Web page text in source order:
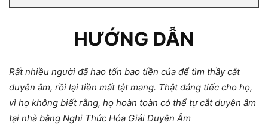
HƯỚNG DẪN
Rất nhiều người đã hao tốn bao tiền của để tìm thầy cắt
duyên âm, rồi lại tiền mất tật mang. Thật đáng tiếc cho họ,
vì họ không biết rằng, họ hoàn toàn có thể tự cắt duyên âm
tại nhà bằng Nghi Thức Hóa Giải Duyên Âm